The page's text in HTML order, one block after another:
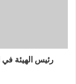
رئيس الهيئة